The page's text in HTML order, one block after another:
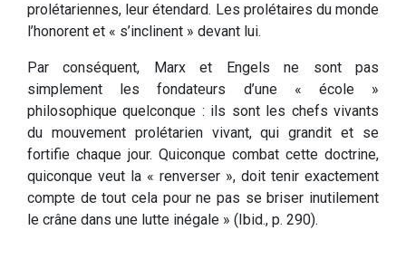
prolétariennes, leur étendard. Les prolétaires du monde
l’honorent et « s’inclinent » devant lui.
Par conséquent, Marx et Engels ne sont pas
simplement les fondateurs d’une « école »
philosophique quelconque : ils sont les chefs vivants
du mouvement prolétarien vivant, qui grandit et se
fortifie chaque jour. Quiconque combat cette doctrine,
quiconque veut la « renverser », doit tenir exactement
compte de tout cela pour ne pas se briser inutilement
le crâne dans une lutte inégale » (Ibid., p. 290).